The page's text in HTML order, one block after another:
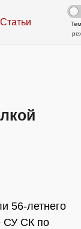
Статьи
56-летнего
СУ СК по